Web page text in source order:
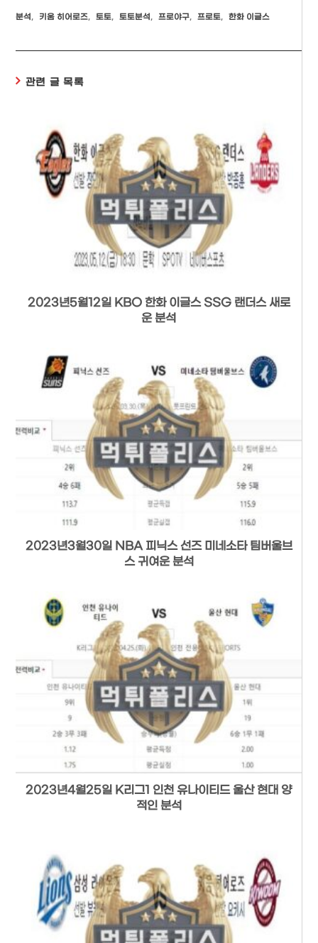
분석, 키움 히어로즈, 토토, 토토분석, 프로야구, 프로토, 한화 이글스
관련 글 목록
2023년5월12일 KBO 한화 이글스 SSG 랜더스 새로
운 분석
2023년3월30일 NBA 피닉스 선즈 미네소타 팀버울브
스 귀여운 분석
2023년4월25일 K리그1 인천 유나이티드 울산 현대 양
적인 분석